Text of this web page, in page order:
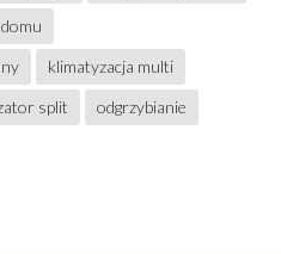
klimatyzacja multi
split
odgrzybianie